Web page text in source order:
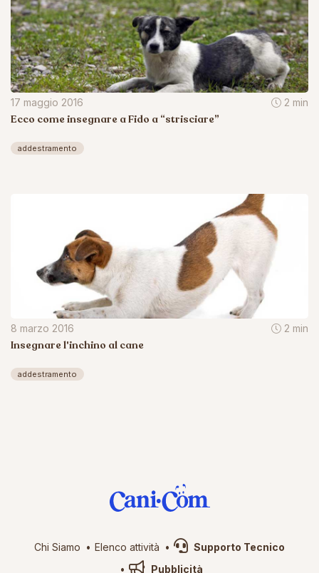
17 maggio 2016 2 min
Ecco come insegnare a Fido a “strisciare”
addestramento
8 marzo 2016 2 min
Insegnare l'inchino al cane
addestramento
Chi Siamo Elenco attività
Supporto Tecnico
Pubblicità